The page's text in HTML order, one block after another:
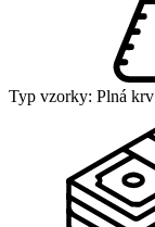
Typ vzorky: Plná krv